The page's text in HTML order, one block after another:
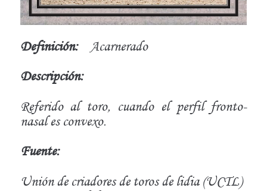
Definición:
Acarnerado
Descripción:
Referido al toro, cuando el perfil fronto-
nasal es convexo.
Fuente:
Unión de criadores de toros de lidia (UCTL)